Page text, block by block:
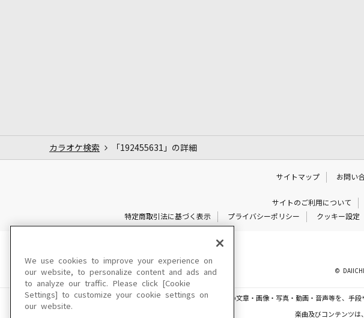
カラオケ検索 「192455631」の詳細
サイトマップ お問い
サイトのご利用について
特定商取引法に基づく表示
プライバシーポリシー クッキー設定
©
このサイトに掲載されている一切の文章・画像・写真・動画・音声等を、手
楽曲及びコンテンツは
We use cookies to improve your experience on
our website, to personalize content and ads and
to analyze our traffic. Please click [Cookie
Settings] to customize your cookie settings on
our website.